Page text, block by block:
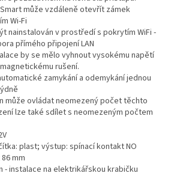
může vzdáleně otevřít zámek
Wi-Fi
nainstalován v prostředí s pokrytím WiFi -
přímého připojení LAN
by se mělo vyhnout vysokému napětí
rušení.
zamykání a odemykání jednou
může ovládat neomezený počet těchto
lze také sdílet s neomezeným počtem
plast; výstup: spínací kontakt NO
mm
- instalace na elektrikářskou krabičku